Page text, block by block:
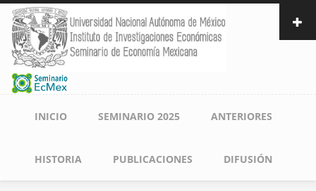
Pasar
contenido
principal
Navegación
INICIO SEMINARIO 2025 ANTERIORES
HISTORIA PUBLICACIONES DIFUSIÓN